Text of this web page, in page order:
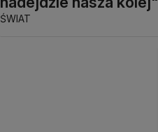
ŚWIAT